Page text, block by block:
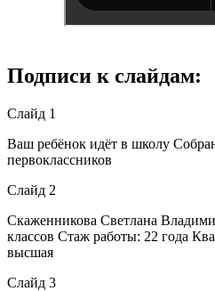
Подписи к слайдам:
Слайд 1
Ваш ребёнок идёт в школу
первоклассников
Слайд 2
Скаженникова Светлана
классов Стаж работы: 22 года
высшая
Слайд 3